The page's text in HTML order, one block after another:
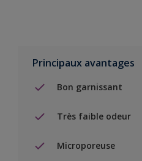
Principaux avantages
Bon garnissant
Très faible odeur
Microporeuse